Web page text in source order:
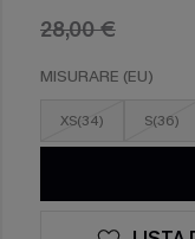
28,00 €
MISURARE (EU)
XS(34) S(36)